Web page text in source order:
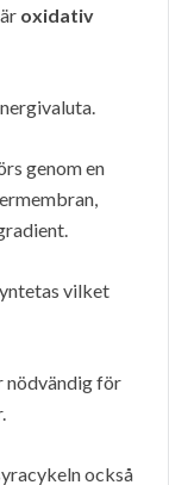
oxidativ
genom en
vilket
nödvändig för
också